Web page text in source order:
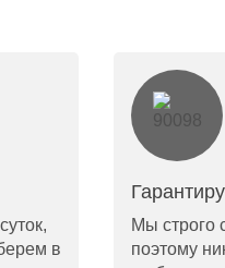
в
Мы строго
поэтому